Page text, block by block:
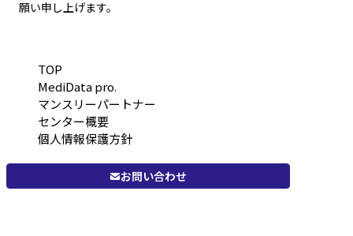
願い申し上げます。
TOP
MediData pro.
マンスリーパートナー
センター概要
個人情報保護方針
お問い合わせ